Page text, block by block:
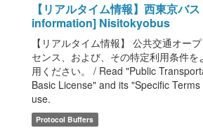
【リアルタイム情報】西東京バ
information] Nisitokyobus
【リアルタイム情報】 公共交通オー
センス、および、その特定利用条件を
用ください。 / Read "Public
Basic License" and its "Specific
use.
Protocol Buffers